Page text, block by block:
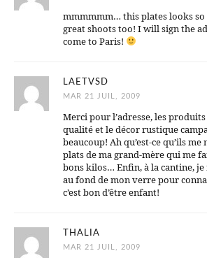
mmmmmm… this plates looks so
great shoots too! I will sign the
come to Paris!
LAETVSD
MAR 21 JUIL, 2009
Merci pour l’adresse, les produits
qualité et le décor rustique
beaucoup! Ah qu’est-ce qu’ils
plats de ma grand-mère qui me
bons kilos… Enfin, à la cantine,
au fond de mon verre pour
c’est bon d’être enfant!
THALIA
MAR 21 JUIL, 2009